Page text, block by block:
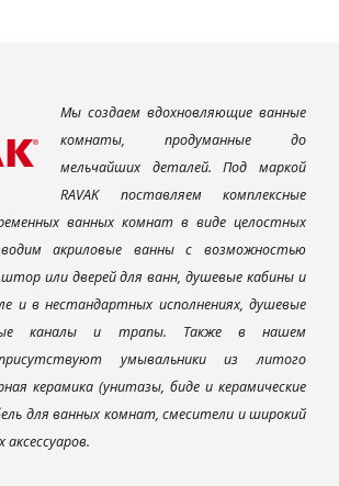
Мы создаем вдохновляющие ванные
комнаты, продуманные до
мельчайших деталей. Под маркой
RAVAK поставляем комплексные
ванных комнат в виде целостных
акриловые ванны с возможностью
или дверей для ванн, душевые кабины и
и в нестандартных исполнениях, душевые
каналы и трапы. Также в нашем
умывальники из литого
керамика (унитазы, биде и керамические
для ванных комнат, смесители и широкий